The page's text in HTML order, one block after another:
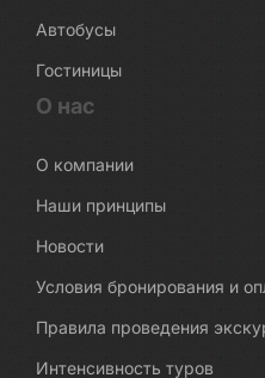
Автобусы
Гостиницы
О нас
О компании
Наши принципы
Новости
Условия бронирования и
Правила проведения
Интенсивность туров